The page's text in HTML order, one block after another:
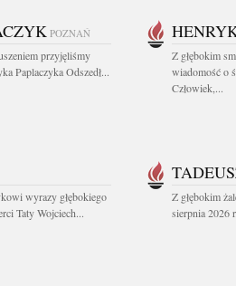
POZNAŃ
przyjęliśmy
Paplaczyka Odszedł...
Z głębokim
wiadomość o
Człowiek,...
wyrazy głębokiego
Taty Wojciech...
Z głębokim
sierpnia 2026